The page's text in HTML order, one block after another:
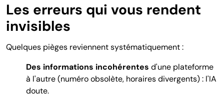
Les erreurs qui vous rendent
invisibles
Quelques pièges reviennent systématiquement :
Des informations incohérentes d'une plateforme
à l'autre (numéro obsolète, horaires divergents) : l'IA
doute.